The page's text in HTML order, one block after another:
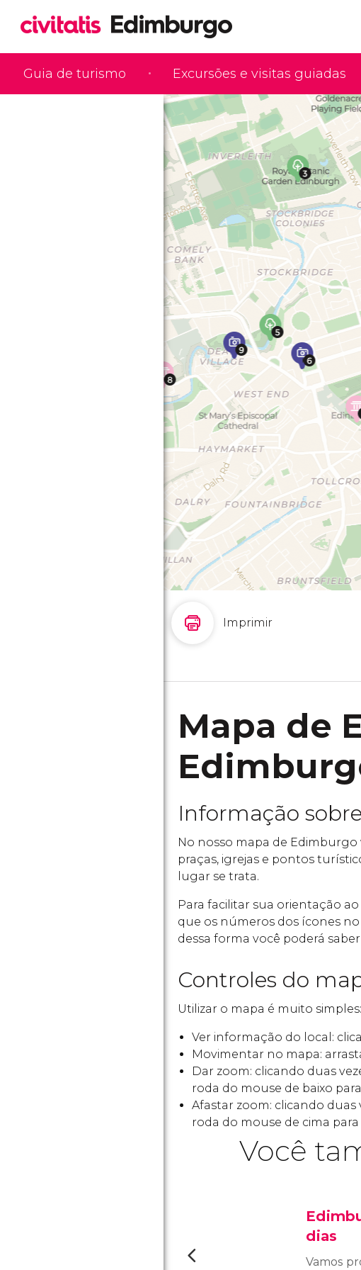
Guia de turismo Excursões e visitas guiadas
Imprimir
Mapa de
Informação
No nosso mapa de
praças, igrejas e pontos
lugar se trata.
Para facilitar sua orientação
que os números dos ícones
dessa forma você poderá
Controles do
Utilizar o mapa é muito simples:
Ver informação do local:
Movimentar no mapa:
Dar zoom: clicando duas
roda do mouse de baixo
Afastar zoom: clicando
roda do mouse de cima para
Você
dias
Vamos